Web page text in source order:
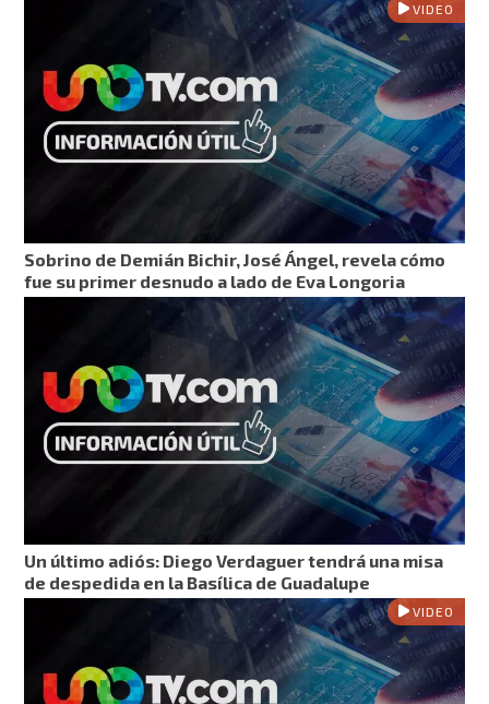
VIDEO
Sobrino de Demián Bichir, José Ángel, revela cómo
fue su primer desnudo a lado de Eva Longoria
Un último adiós: Diego Verdaguer tendrá una misa
de despedida en la Basílica de Guadalupe
VIDEO